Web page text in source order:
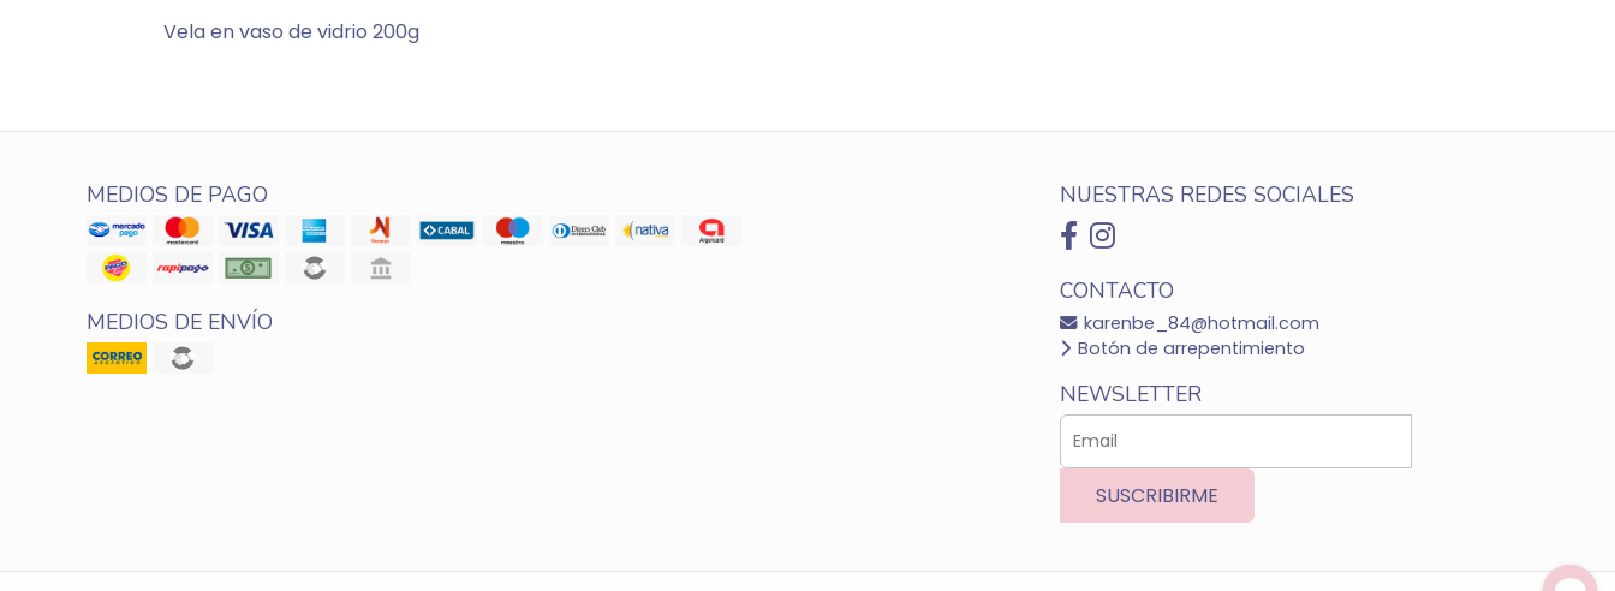
Vela en vaso de vidrio 200g
MEDIOS DE PAGO
MEDIOS DE ENVÍO
NUESTRAS REDES SOCIALES
CONTACTO
karenbe_84@hotmail.com
Botón de arrepentimiento
NEWSLETTER
SUSCRIBIRME